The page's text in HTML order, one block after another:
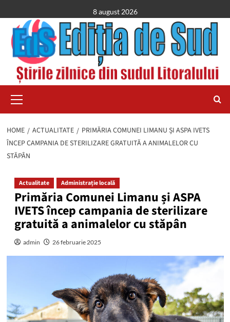
to
content
8 august 2026
Menu
HOME ACTUALITATE
PRIMĂRIA COMUNEI LIMANU ȘI ASPA IVETS
ÎNCEP CAMPANIA DE STERILIZARE GRATUITĂ A ANIMALELOR CU
STĂPÂN
Actualitate Administrație locală
Primăria Comunei Limanu și ASPA
IVETS încep campania de sterilizare
gratuită a animalelor cu stăpân
admin 26 februarie 2025